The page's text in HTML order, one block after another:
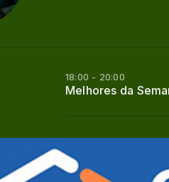
18:00 - 20:00
Melhores da